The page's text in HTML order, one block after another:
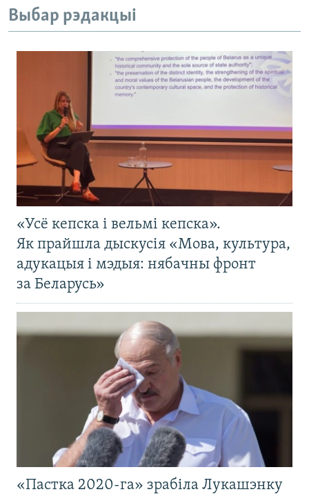
Выбар рэдакцыі
«Усё кепска і вельмі кепска».
Як прайшла дыскусія «Мова, культура,
адукацыя і мэдыя: нябачны фронт
за Беларусь»
«Пастка 2020-га» зрабіла Лукашэнку